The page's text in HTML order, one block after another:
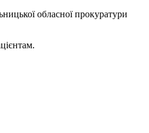
обласної прокуратури